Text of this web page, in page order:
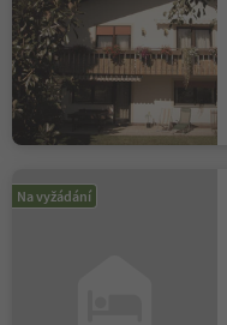
Na vyžádání